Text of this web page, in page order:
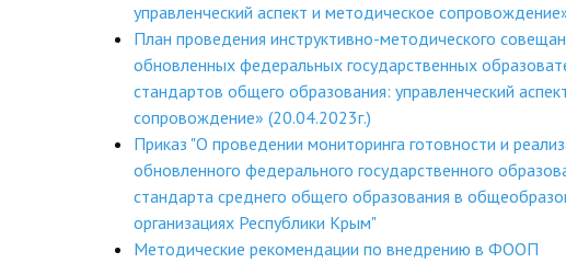
управленческий аспект и методическое
План проведения инструктивно-методического
обновленных федеральных государственных
стандартов общего образования: управленческий
сопровождение» (20.04.2023г.)
Приказ "О проведении мониторинга готовности и
обновленного федерального государственного
стандарта среднего общего образования в
организациях Республики Крым"
Методические рекомендации по внедрению в ФООП